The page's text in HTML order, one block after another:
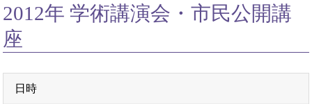
2012年 学術講演会・市民公開講
座
日時